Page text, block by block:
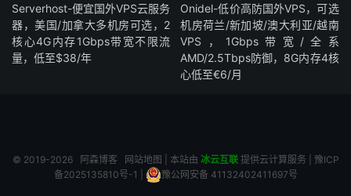
Serverhost-便宜国外VPS云服务
器，美国/加拿大多机房可选，2
核心4G内存1Gbps带宽不限流
量，低至$38/年
Onidel-低价高防国外VPS，可选
机房荷兰/新加坡/澳大利亚/越南
VPS，1Gbps带宽/全系
AMD/2.5Tbps防御，8G内存4核
心低至€6/月
© 2019-2026 阿森博客 网站地图 | 本站由 冰云互联提供云计算服务 | 豫ICP
备2025135810号-1
豫公网安备 41132402411697号